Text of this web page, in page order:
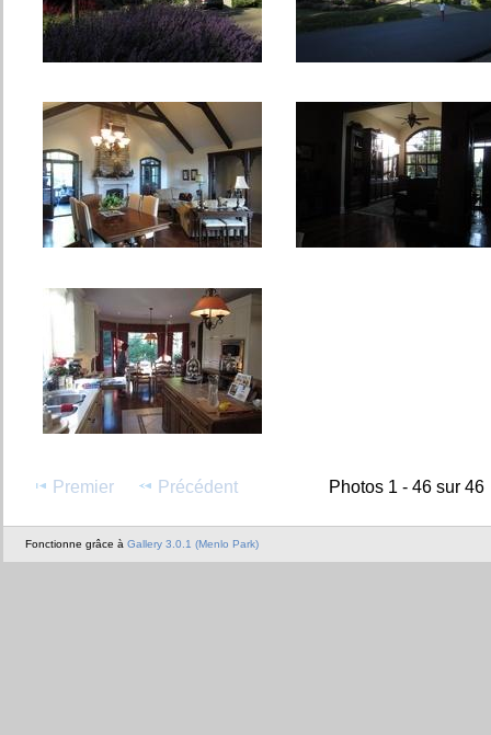
Premier Précédent Photos 1 - 46 sur 46
Fonctionne grâce à Gallery 3.0.1 (Menlo Park)